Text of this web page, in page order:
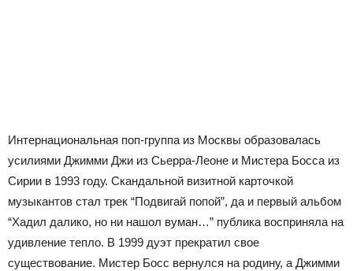
Интернациональная поп-группа из Москвы образовалась
усилиями Джимми Джи из Сьерра-Леоне и Мистера Босса из
Сирии в 1993 году. Скандальной визитной карточкой
музыкантов стал трек “Подвигай попой”, да и первый альбом
“Хадил далико, но ни нашол вуман…” публика восприняла на
удивление тепло. В 1999 дуэт прекратил свое
существование. Мистер Босс вернулся на родину, а Джимми